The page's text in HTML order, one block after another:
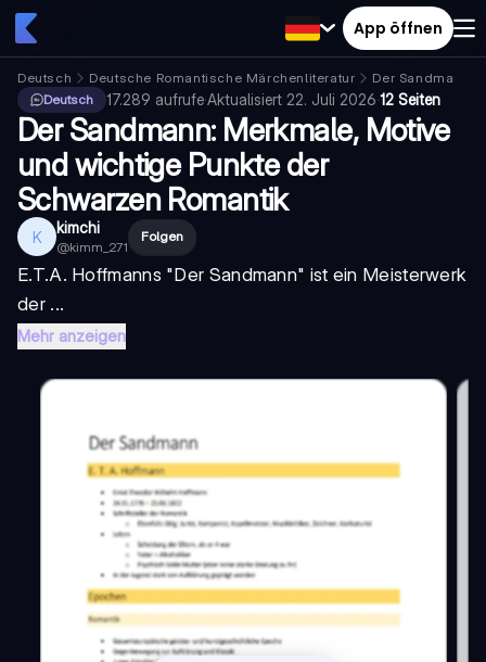
App öffnen
Deutsch Deutsche Romantische Märchenliteratur
Der Sandmann
Deutsch
17.289 aufrufe·Aktualisiert 22. Juli 2026·12 Seiten
Der Sandmann: Merkmale, Motive
und wichtige Punkte der
Schwarzen Romantik
K kimchi
@kimm_271
Folgen
E.T.A. Hoffmanns "Der Sandmann" ist ein Meisterwerk
der ...
Mehr anzeigen